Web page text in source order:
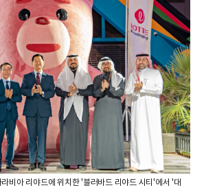
비아 리야드에 위치한 '블러바드 리야드 시티'에서 '대